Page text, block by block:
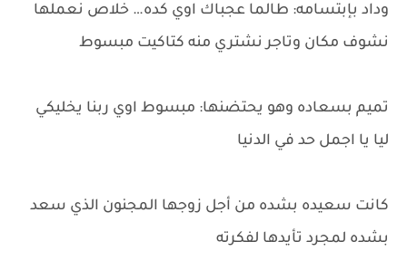
وداد بإبتسامه: طالما عجباك اوي كده… خلاص نعملها
نشوف مكان وتاجر نشتري منه كتاكيت مبسوط
تميم بسعاده وهو يحتضنها: مبسوط اوي ربنا يخليكي
ليا يا اجمل حد في الدنيا
كانت سعيده بشده من أجل زوجها المجنون الذي سعد
بشده لمجرد تأيدها لفكرته